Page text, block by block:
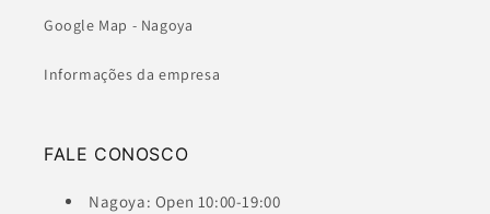
Google Map - Nagoya
Informações da empresa
FALE CONOSCO
Nagoya: Open 10:00-19:00